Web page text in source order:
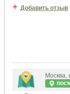
+ Добавить отзыв
Москва,